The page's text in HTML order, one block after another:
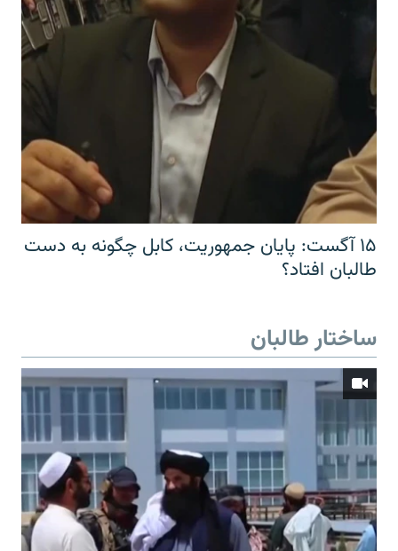
۱۵ آگست: پایان جمهوریت، کابل چگونه به دست
طالبان افتاد؟
ساختار طالبان